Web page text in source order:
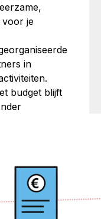
voor je
in
budget blijft